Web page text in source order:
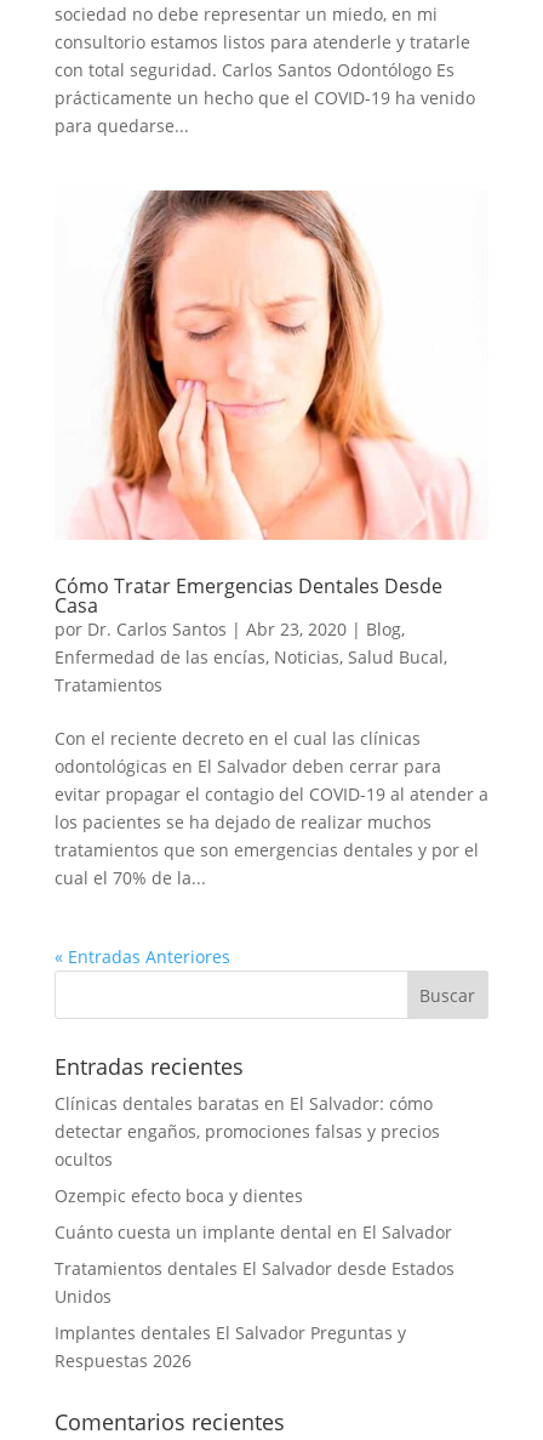
sociedad no debe representar un miedo, en mi
consultorio estamos listos para atenderle y tratarle
con total seguridad. Carlos Santos Odontólogo Es
prácticamente un hecho que el COVID-19 ha venido
para quedarse...
Cómo Tratar Emergencias Dentales Desde
Casa
por Dr. Carlos Santos | Abr 23, 2020| Blog,
Enfermedad de las encías, Noticias, Salud Bucal,
Tratamientos
Con el reciente decreto en el cual las clínicas
odontológicas en El Salvador deben cerrar para
evitar propagar el contagio del COVID-19 al atender a
los pacientes se ha dejado de realizar muchos
tratamientos que son emergencias dentales y por el
cual el 70% de la...
« Entradas Anteriores
Entradas recientes
Clínicas dentales baratas en El Salvador: cómo
detectar engaños, promociones falsas y precios
ocultos
Ozempic efecto boca y dientes
Cuánto cuesta un implante dental en El Salvador
Tratamientos dentales El Salvador desde Estados
Unidos
Implantes dentales El Salvador Preguntas y
Respuestas 2026
Comentarios recientes